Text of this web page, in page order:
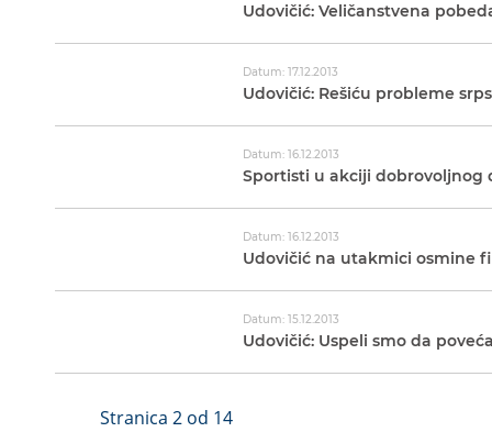
Udovičić: Veličanstvena
Datum: 17.12.2013
Udovičić: Rešiću probleme
Datum: 16.12.2013
Sportisti u akciji dobrovoljnog
Datum: 16.12.2013
Udovičić na utakmici osmine
Datum: 15.12.2013
Udovičić: Uspeli smo da
Stranica 2 od 14